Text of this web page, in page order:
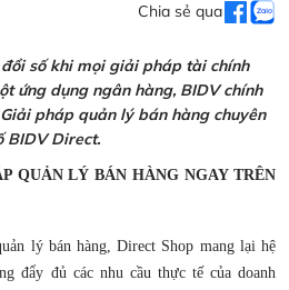
Chia sẻ qua
số khi mọi giải pháp tài chính
ứng dụng ngân hàng, BIDV chính
pháp quản lý bán hàng chuyên
BIDV Direct.
QUẢN LÝ BÁN HÀNG NGAY TRÊN
lý bán hàng, Direct Shop mang lại hệ
đẩy đủ các nhu cầu thực tế của doanh